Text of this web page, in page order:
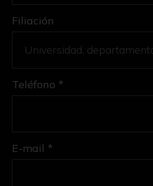
Filiación
Teléfono *
E-mail *